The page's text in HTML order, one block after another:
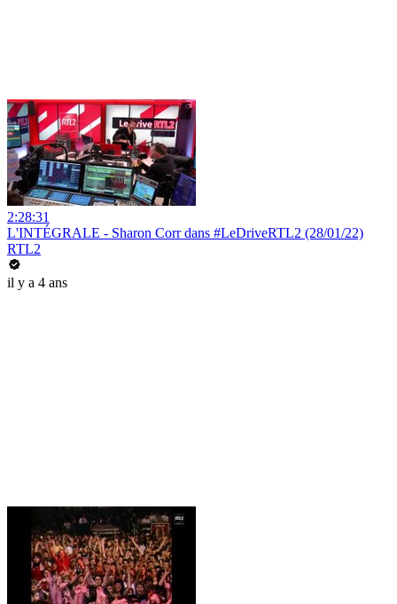
2:28:31
L'INTÉGRALE - Sharon Corr dans #LeDriveRTL2 (28/01/22)
RTL2
il y a 4 ans